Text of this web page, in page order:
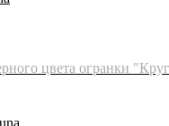
цвета огранки